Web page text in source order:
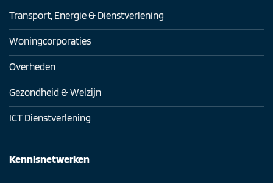
Transport, Energie & Dienstverlening
Woningcorporaties
Overheden
Gezondheid & Welzijn
ICT Dienstverlening
Kennisnetwerken